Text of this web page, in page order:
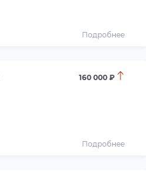
Подробнее
160 000 ₽
Подробнее